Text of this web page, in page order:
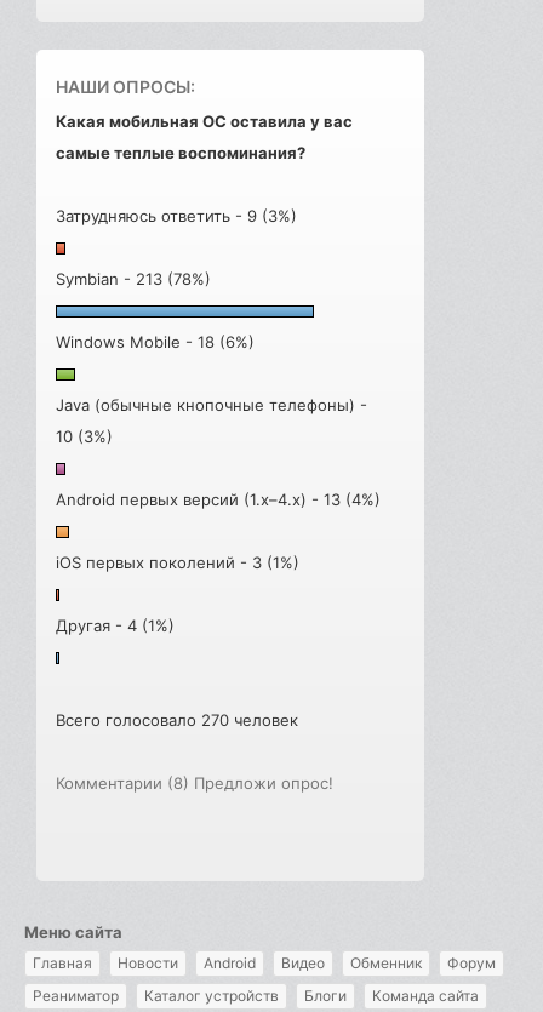
НАШИ ОПРОСЫ:
Какая мобильная ОС оставила у вас
самые теплые воспоминания?
Затрудняюсь ответить - 9 (3%)
Symbian - 213 (78%)
Windows Mobile - 18 (6%)
Java (обычные кнопочные телефоны) -
10 (3%)
Android первых версий (1.x–4.x) - 13 (4%)
iOS первых поколений - 3 (1%)
Другая - 4 (1%)
Всего голосовало 270 человек
Комментарии (8) Предложи опрос!
Меню сайта
Главная Новости Android Видео Обменник
Форум
Реаниматор
Каталог устройств Блоги Команда сайта